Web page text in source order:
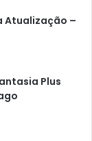
Atualização –
Plus